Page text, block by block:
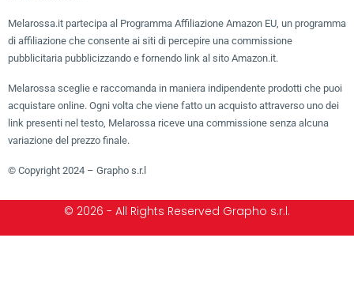
Melarossa.it partecipa al Programma Affiliazione Amazon EU, un programma
di affiliazione che consente ai siti di percepire una commissione
pubblicitaria pubblicizzando e fornendo link al sito Amazon.it.
Melarossa sceglie e raccomanda in maniera indipendente prodotti che puoi
acquistare online. Ogni volta che viene fatto un acquisto attraverso uno dei
link presenti nel testo, Melarossa riceve una commissione senza alcuna
variazione del prezzo finale.
© Copyright 2024 – Grapho s.r.l
© 2026 - All Rights Reserved Grapho s.r.l.